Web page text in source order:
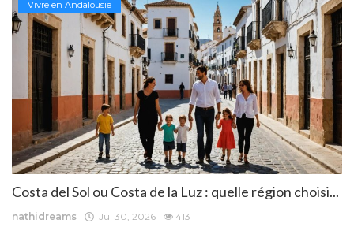
Vivre en Andalousie
Costa del Sol ou Costa de la Luz : quelle région choisi...
nathidreams Jul 30, 2026 413